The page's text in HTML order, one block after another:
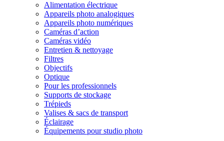
Alimentation électrique
Appareils photo analogiques
Appareils photo numériques
Caméras d’action
Caméras vidéo
Entretien & nettoyage
Filtres
Objectifs
Optique
Pour les professionnels
Supports de stockage
Trépieds
Valises & sacs de transport
Éclairage
Équipements pour studio photo